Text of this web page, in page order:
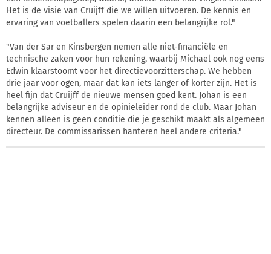
Het is de visie van Cruijff die we willen uitvoeren. De kennis en
ervaring van voetballers spelen daarin een belangrijke rol."
"Van der Sar en Kinsbergen nemen alle niet-financiële en
technische zaken voor hun rekening, waarbij Michael ook nog eens
Edwin klaarstoomt voor het directievoorzitterschap. We hebben
drie jaar voor ogen, maar dat kan iets langer of korter zijn. Het is
heel fijn dat Cruijff de nieuwe mensen goed kent. Johan is een
belangrijke adviseur en de opinieleider rond de club. Maar Johan
kennen alleen is geen conditie die je geschikt maakt als algemeen
directeur. De commissarissen hanteren heel andere criteria."